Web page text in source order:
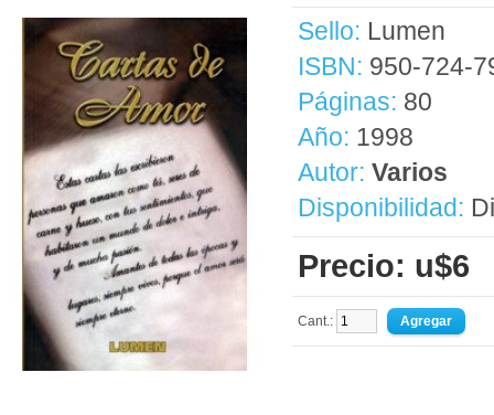
Sello: Lumen
ISBN: 950-724-
Páginas: 80
Año: 1998
Autor: Varios
Disponibilidad:
Precio: u$6
Cant.: